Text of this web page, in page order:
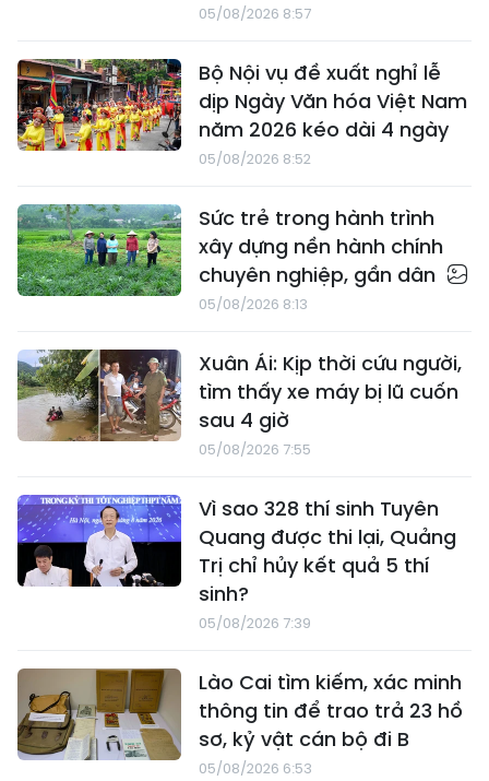
05/08/2026 8:57
Bộ Nội vụ đề xuất nghỉ lễ
dịp Ngày Văn hóa Việt Nam
năm 2026 kéo dài 4 ngày
05/08/2026 8:52
Sức trẻ trong hành trình
xây dựng nền hành chính
chuyên nghiệp, gần dân
05/08/2026 8:13
Xuân Ái: Kịp thời cứu người,
tìm thấy xe máy bị lũ cuốn
sau 4 giờ
05/08/2026 7:55
Vì sao 328 thí sinh Tuyên
Quang được thi lại, Quảng
Trị chỉ hủy kết quả 5 thí
sinh?
05/08/2026 7:39
Lào Cai tìm kiếm, xác minh
thông tin để trao trả 23 hồ
sơ, kỷ vật cán bộ đi B
05/08/2026 6:53